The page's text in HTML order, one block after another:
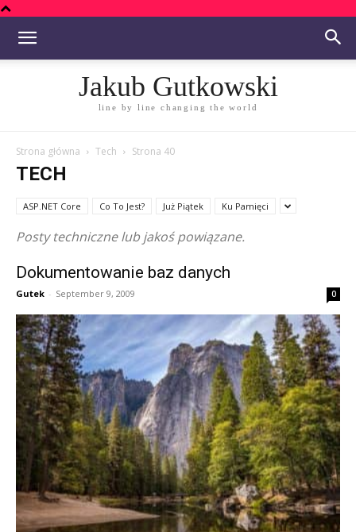
Jakub Gutkowski
line by line changing the world
Strona główna Tech Strona 40
TECH
ASP.NET Core Co To Jest? Już Piątek Ku Pamięci
Posty techniczne lub jakoś powiązane.
Dokumentowanie baz danych
Gutek - September 9, 2009 0